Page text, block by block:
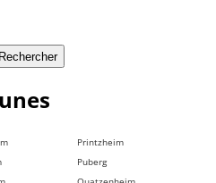
Rechercher
Printzheim
Puberg